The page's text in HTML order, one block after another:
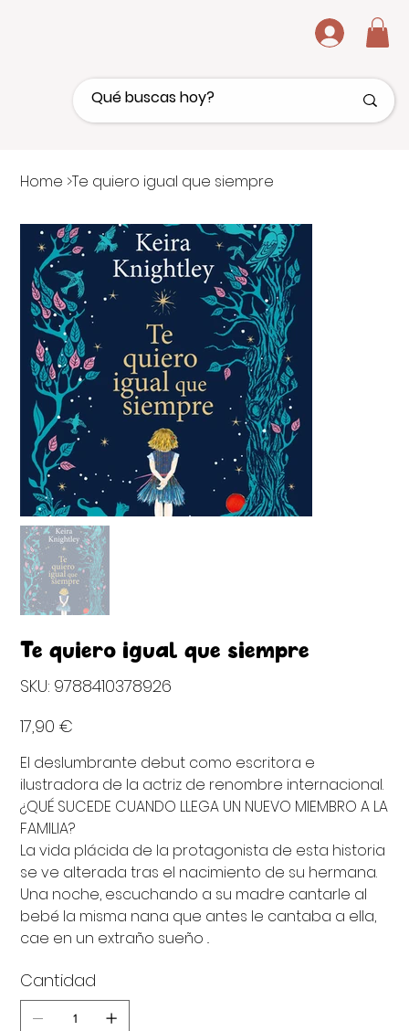
.
Home >Te quiero igual que siempre
Te quiero igual que siempre
SKU: 9788410378926
9788410378926
17,90 €
El deslumbrante debut como escritora e
ilustradora de la actriz de renombre internacional.
¿QUÉ SUCEDE CUANDO LLEGA UN NUEVO MIEMBRO A LA
FAMILIA?
La vida plácida de la protagonista de esta historia
se ve alterada tras el nacimiento de su hermana.
Una noche, escuchando a su madre cantarle al
bebé la misma nana que antes le cantaba a ella,
cae en un extraño sueño ..
Cantidad